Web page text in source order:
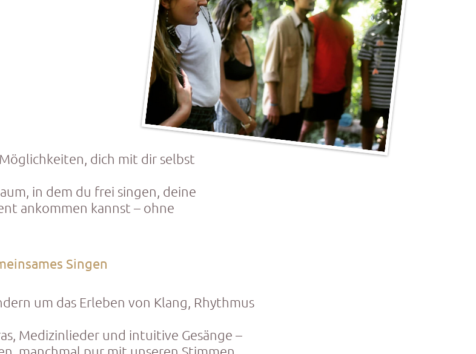
dich mit dir selbst
in dem du frei singen, deine
ankommen kannst – ohne
Singen
um das Erleben von Klang, Rhythmus
Medizinlieder und intuitive Gesänge –